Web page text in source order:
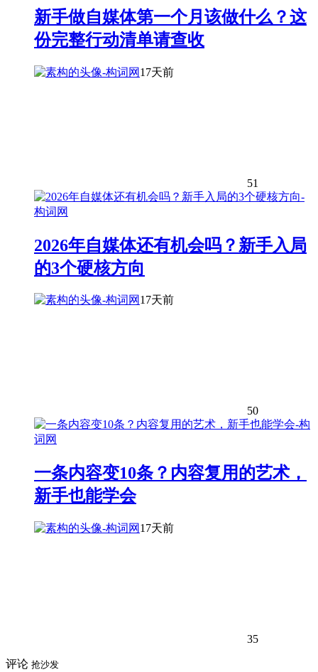
新手做自媒体第一个月该做什么？这
份完整行动清单请查收
17天前
51
2026年自媒体还有机会吗？新手入局
的3个硬核方向
17天前
50
一条内容变10条？内容复用的艺术，
新手也能学会
17天前
35
评论 抢沙发